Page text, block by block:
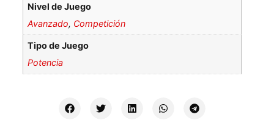
Nivel de Juego
Avanzado, Competición
Tipo de Juego
Potencia